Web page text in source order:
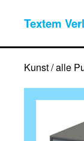
Textem
Kunst / alle